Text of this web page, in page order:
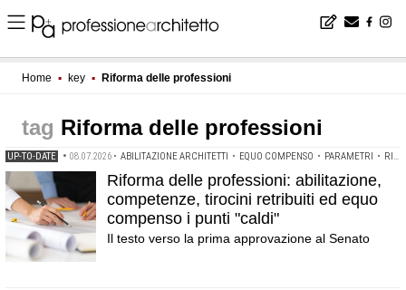
Home ▪ key ▪ Riforma delle professioni
Riforma delle professioni
UP-TO-DATE • 08.07.2026 • ABILITAZIONE ARCHITETTI • EQUO COMPENSO • PARAMETRI • RIFORMA DELLE PROFESSIONI
Riforma delle professioni: abilitazione,
competenze, tirocini retribuiti ed equo
compenso i punti "caldi"
Il testo verso la prima approvazione al Senato